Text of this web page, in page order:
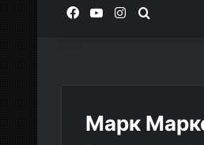
FacebookYouTubeInstagram
Марк